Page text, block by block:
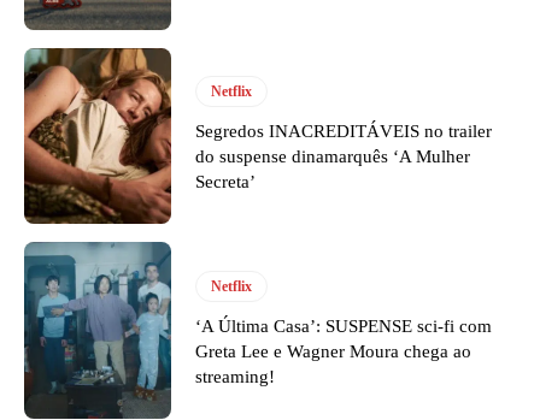
Netflix
Segredos INACREDITÁVEIS no trailer
do suspense dinamarquês ‘A Mulher
Secreta’
Netflix
‘A Última Casa’: SUSPENSE sci-fi com
Greta Lee e Wagner Moura chega ao
streaming!